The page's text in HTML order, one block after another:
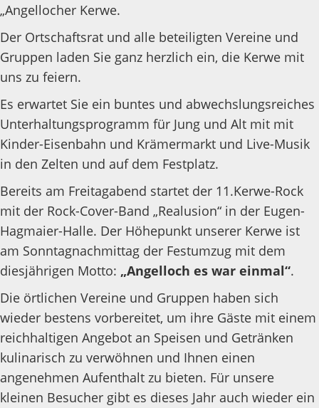
„Angellocher Kerwe.
Der Ortschaftsrat und alle beteiligten Vereine und
Gruppen laden Sie ganz herzlich ein, die Kerwe mit
uns zu feiern.
Es erwartet Sie ein buntes und abwechslungsreiches
Unterhaltungsprogramm für Jung und Alt mit mit
Kinder-Eisenbahn und Krämermarkt und Live-Musik
in den Zelten und auf dem Festplatz.
Bereits am Freitagabend startet der 11.Kerwe-Rock
mit der Rock-Cover-Band „Realusion“ in der Eugen-
Hagmaier-Halle. Der Höhepunkt unserer Kerwe ist
am Sonntagnachmittag der Festumzug mit dem
diesjährigen Motto: „Angelloch es war einmal“.
Die örtlichen Vereine und Gruppen haben sich
wieder bestens vorbereitet, um ihre Gäste mit einem
reichhaltigen Angebot an Speisen und Getränken
kulinarisch zu verwöhnen und Ihnen einen
angenehmen Aufenthalt zu bieten. Für unsere
kleinen Besucher gibt es dieses Jahr auch wieder ein